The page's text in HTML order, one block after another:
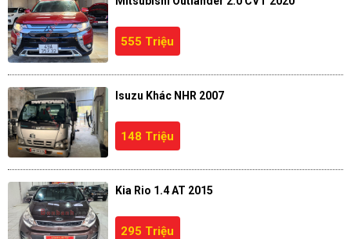
555 Triệu
Isuzu Khác NHR 2007
148 Triệu
Kia Rio 1.4 AT 2015
295 Triệu